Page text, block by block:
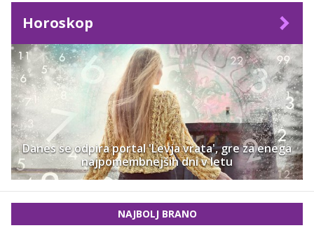
Horoskop
Danes se odpira portal 'Levja vrata', gre za enega
najpomembnejših dni v letu
NAJBOLJ BRANO